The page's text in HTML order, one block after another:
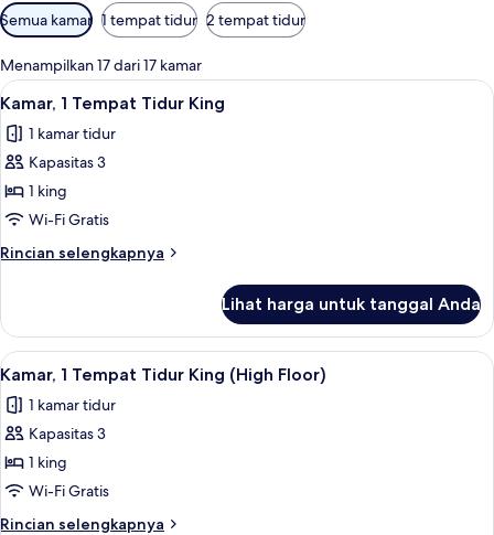
Filter
tersedia
untuk
kamar
Semua kamar 1 tempat tidur 2 tempat tidur
Menampilkan 17 dari 17 kamar
Lihat
semua
foto
untuk
Kamar,
1
Tempat
Tidur
Brankas, meja kerja, ruang kerja
8
Kamar, 1 Tempat Tidur King
1 kamar tidur
Kapasitas 3
1 king
Wi-Fi Gratis
Rincian selengkapnya
Rincian
Kamar,
Tempat
King
Lihat harga untuk tanggal Anda
Lihat
semua
foto
untuk
Kamar,
1
Tempat
Brankas, meja kerja, ruang kerja
5
Kamar, 1 Tempat Tidur King (High Floor)
1 kamar tidur
Kapasitas 3
1 king
Wi-Fi Gratis
Rincian selengkapnya
Rincian